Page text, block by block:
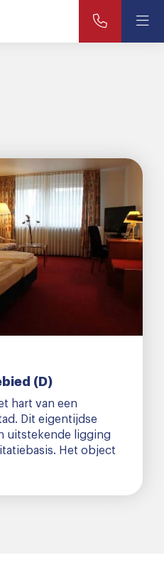
(D)
hart van een
Dit eigentijdse
uitstekende ligging
Het object